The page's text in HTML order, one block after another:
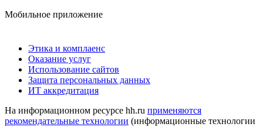
Мобильное приложение
Этика и комплаенс
Оказание услуг
Использование сайтов
Защита персональных данных
ИТ аккредитация
На информационном ресурсе hh.ru применяются
рекомендательные технологии (информационные технологии